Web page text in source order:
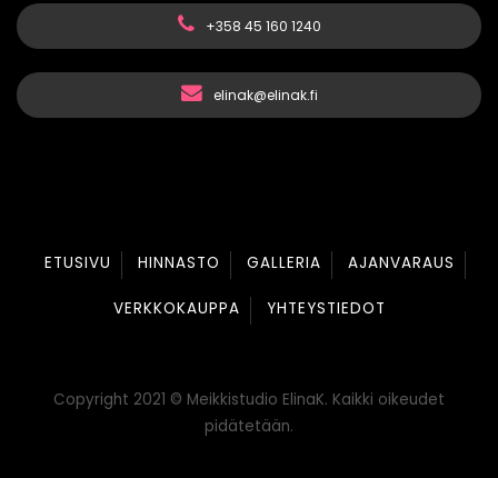
+358 45 160 1240
elinak@elinak.fi
ETUSIVU HINNASTO GALLERIA AJANVARAUS
VERKKOKAUPPA YHTEYSTIEDOT
Copyright 2021 © Meikkistudio ElinaK. Kaikki oikeudet
pidätetään.